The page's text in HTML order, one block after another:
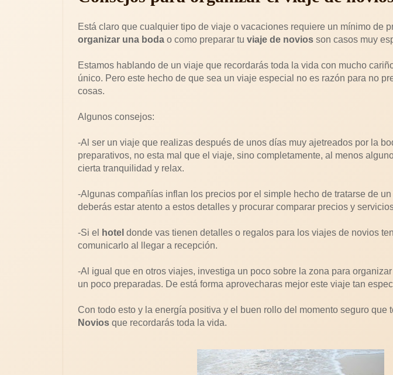
Está claro que cualquier tipo de viaje o vacaciones requiere un mínimo de
organizar una boda o como preparar tu viaje de novios son casos muy
Estamos hablando de un viaje que recordarás toda la vida con mucho
único. Pero este hecho de que sea un viaje especial no es razón para no
cosas.
Algunos consejos:
-Al ser un viaje que realizas después de unos días muy ajetreados por la
preparativos, no esta mal que el viaje, sino completamente, al menos
cierta tranquilidad y relax.
-Algunas compañías inflan los precios por el simple hecho de tratarse de
deberás estar atento a estos detalles y procurar comparar precios y
-Si el hotel donde vas tienen detalles o regalos para los viajes de novios
comunicarlo al llegar a recepción.
-Al igual que en otros viajes, investiga un poco sobre la zona para
un poco preparadas. De está forma aprovecharas mejor este viaje tan
Con todo esto y la energía positiva y el buen rollo del momento seguro que
Novios que recordarás toda la vida.